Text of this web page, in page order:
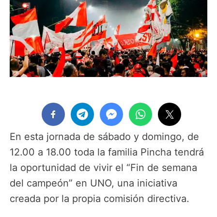
En esta jornada de sábado y domingo, de
12.00 a 18.00 toda la familia Pincha tendrá
la oportunidad de vivir el “Fin de semana
del campeón” en UNO, una iniciativa
creada por la propia comisión directiva.